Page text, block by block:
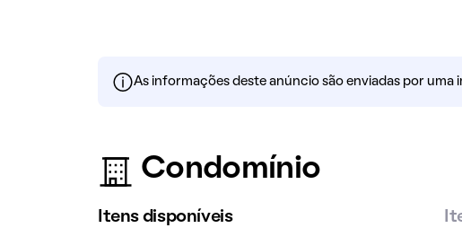
As informações deste anúncio são enviadas por
Condomínio
Itens disponíveis